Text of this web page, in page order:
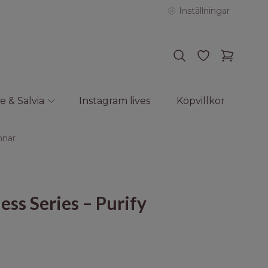
Inställningar
& Salvia Instagram lives Köpvillkor
Series – Purify